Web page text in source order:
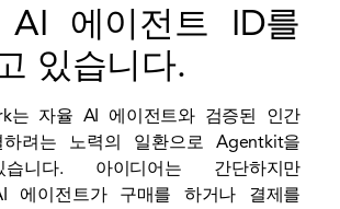
AI 에이전트 ID를
있습니다.
는 자율 AI 에이전트와 검증된 인간
하려는 노력의 일환으로 Agentkit을
니다. 아이디어는 간단하지만
에이전트가 구매를 하거나 결제를